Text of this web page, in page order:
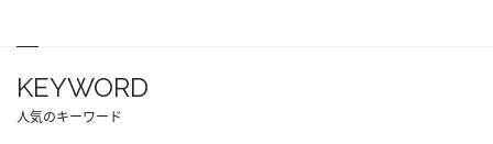
KEYWORD
人気のキーワード